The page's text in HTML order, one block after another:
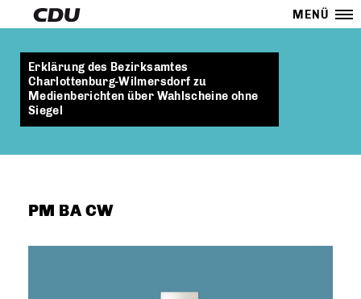
MENÜ
Erklärung des Bezirksamtes
Charlottenburg-Wilmersdorf zu
Medienberichten über Wahlscheine ohne
Siegel
PM BA CW